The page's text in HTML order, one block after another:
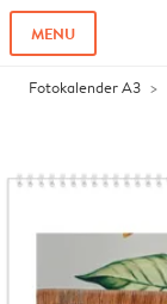
MENU
Fotokalender A3